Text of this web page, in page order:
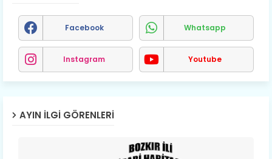
Facebook Whatsapp
Instagram Youtube
AYIN İLGI GÖRENLERI